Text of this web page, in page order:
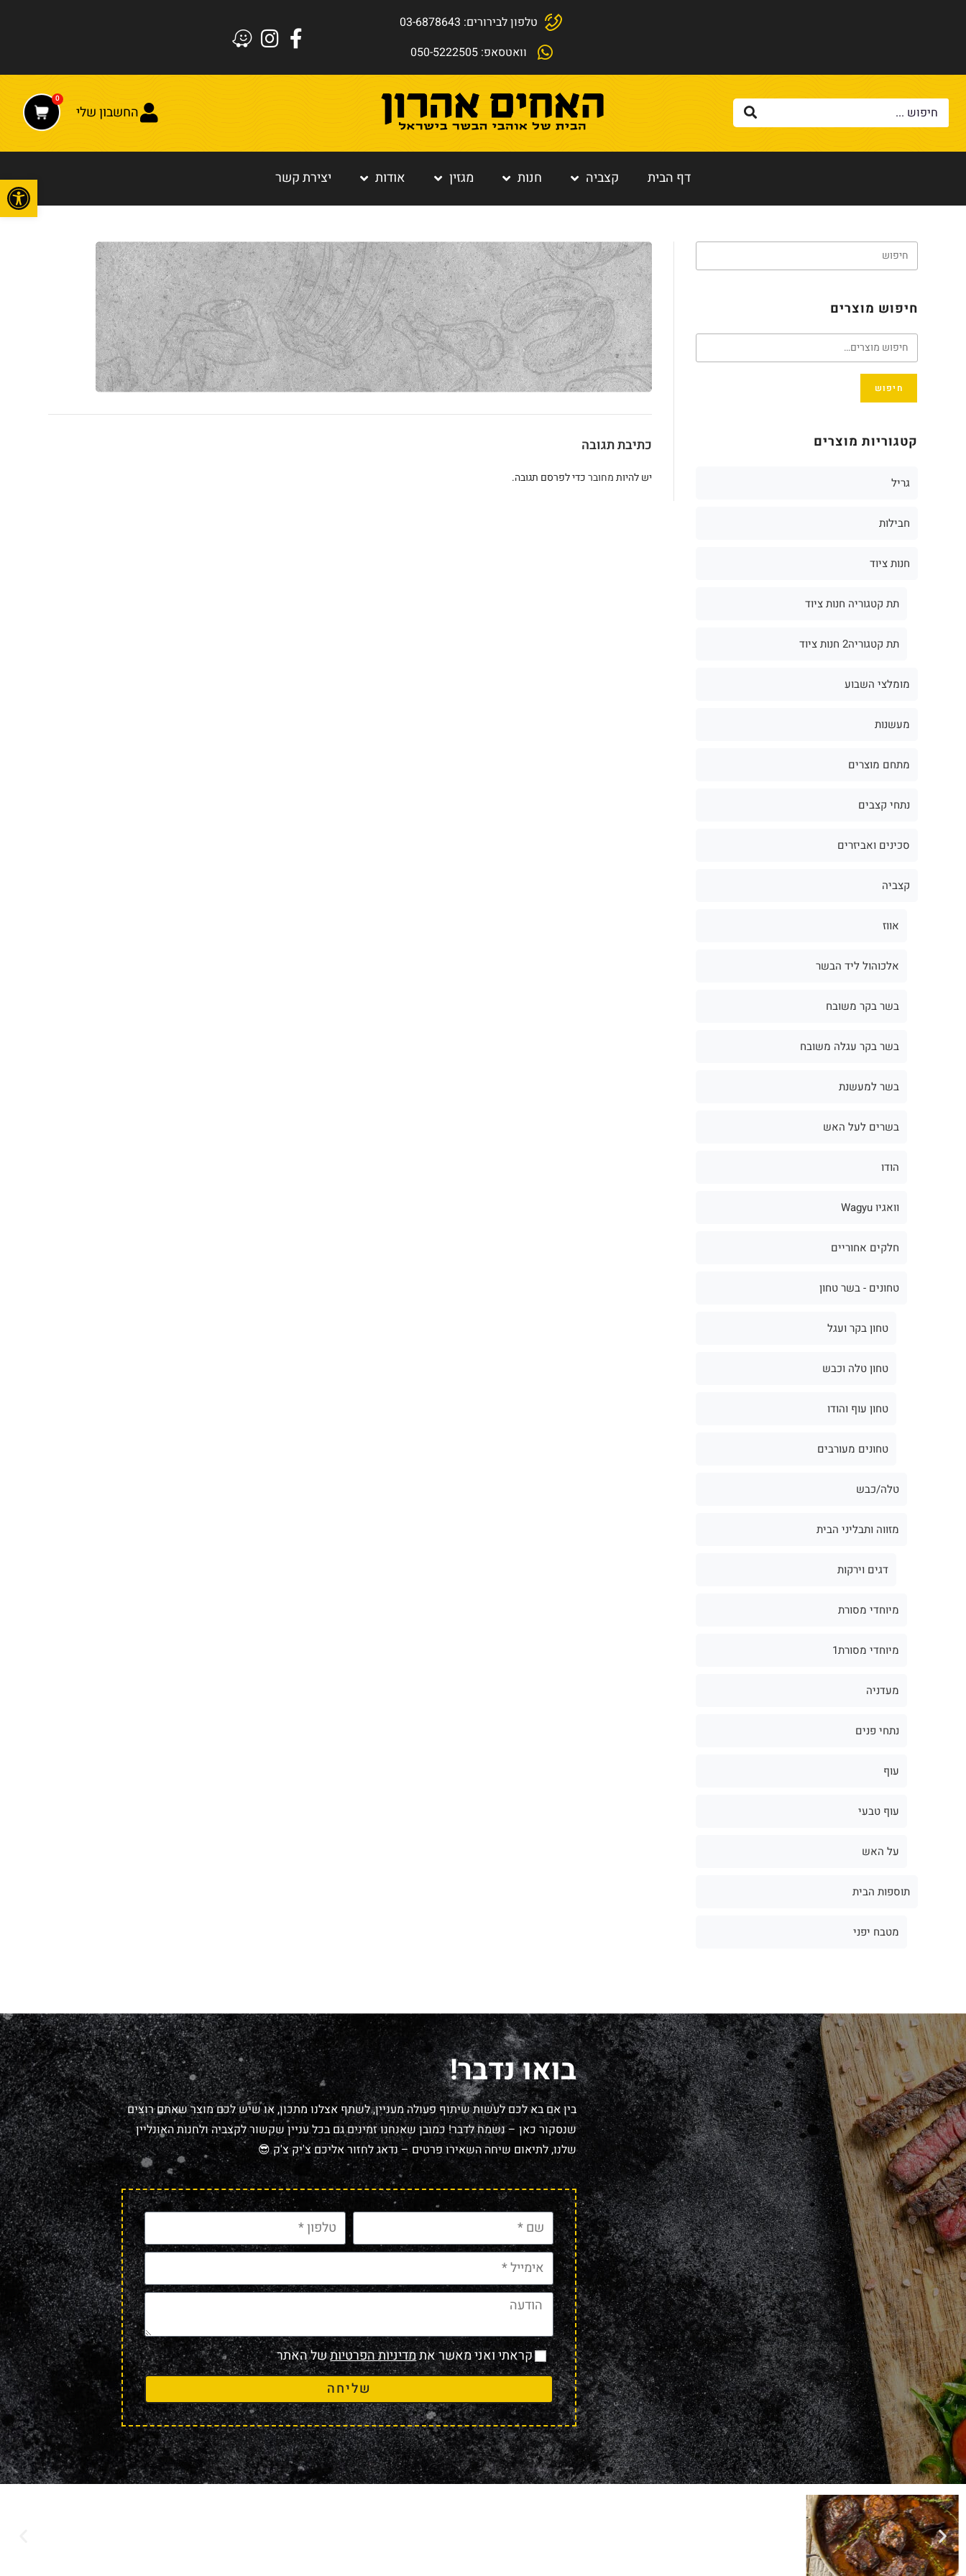
טלפון לבירורים: 03-6878643
וואטסאפ: 050-5222505
החשבון שלי
0
דף הבית קצביה חנות מגזין אודות יצירת קשר
כתיבת תגובה
יש להיותמחוברכדי לפרסם תגובה.
חיפוש מוצרים
חיפוש
קטגוריות מוצרים
גריל
חבילות
חנות ציוד
תת קטגוריה חנות ציוד
תת קטגוריה2 חנות ציוד
מומלצי השבוע
מעשנות
מתחם מוצרים
נתחי קצבים
סכינים ואביזרים
קצביה
אווז
אלכוהול ליד הבשר
בשר בקר משובח
בשר בקר עגלה משובח
בשר למעשנת
בשרים לעל האש
הודו
וואגיו Wagyu
חלקים אחוריים
טחונים - בשר טחון
טחון בקר ועגל
טחון טלה וכבש
טחון עוף והודו
טחונים מעורבים
טלה/כבש
מזווה ותבליני הבית
דגים וירקות
מיוחדי מסורת
מיוחדי מסורת1
מעדניה
נתחי פנים
עוף
עוף טבעי
על האש
תוספות הבית
מטבח יפני
בואו נדבר!
בין אם בא לכם לעשות שיתוף פעולה מעניין, לשתף אצלנו מתכון, או שיש לכם מוצר שאתם רוצים
שנסקור כאן – נשמח לדבר! כמובן שאנחנו זמינים גם בכל עניין שקשור לקצביה ולחנות האונליין
שלנו, לתיאום שיחה השאירו פרטים – נדאג לחזור אליכם צ'יק צ'ק 😎
קראתי ואני מאשר אתמדיניות הפרטיותשל האתר
שליחה